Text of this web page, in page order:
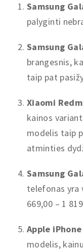
Samsung
palyginti
Samsung
brangesnis,
taip pat
Xiaomi
kainos
modelis taip
atminties
Samsung
telefonas yra
669,00 – 1
Apple iPhone
modelis,